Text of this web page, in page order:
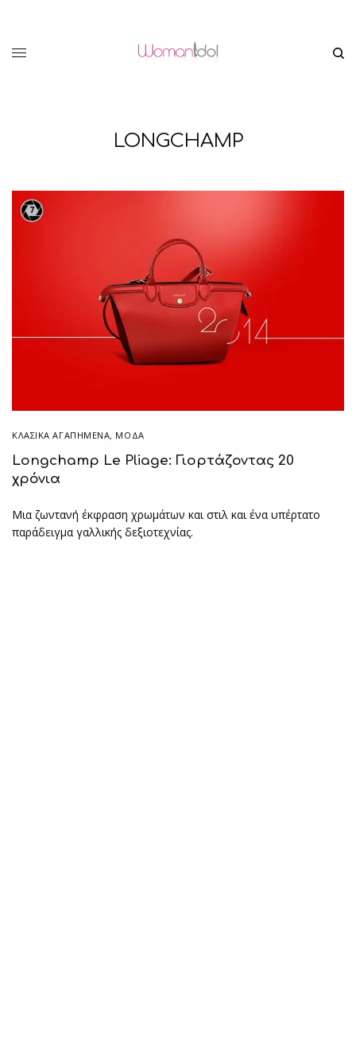
LONGCHAMP
7
ΚΛΑΣΙΚΆ ΑΓΑΠΗΜΈΝΑ, ΜΟΔΑ
Longchamp Le Pliage: Γιορτάζοντας 20
χρόνια
Μια ζωντανή έκφραση χρωμάτων και στιλ και ένα υπέρτατο
παράδειγμα γαλλικής δεξιοτεχνίας.